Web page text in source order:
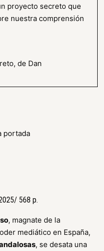
proyecto secreto que
nuestra comprensión
568 p.
, magnate de la
mediático en España,
, se desata una